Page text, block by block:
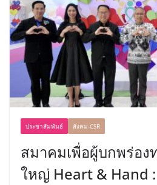
ประชาสัมพันธ์ สังคม-CSR
สมาคมเพื่อผู้บกพร่อง
ใหญ่ Heart & Hand